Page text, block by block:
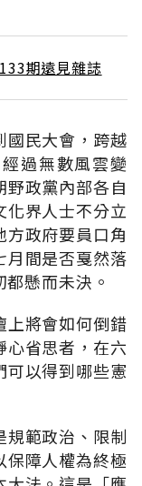
期遠見雜誌
國民大會，跨越
過無數風雲變
政黨內部各自
界人士不分立
政府要員口角
月間是否戛然落
懸而未決。
上將會如何倒錯
心省思者，在六
以得到哪些憲
規範政治、限制
保障人權為終極